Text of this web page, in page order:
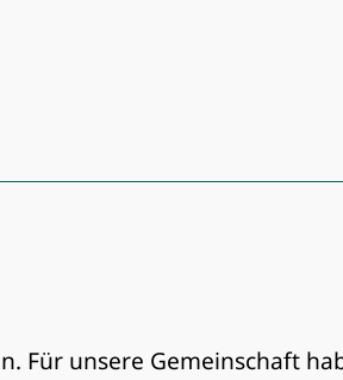
Für unsere Gemeinschaft